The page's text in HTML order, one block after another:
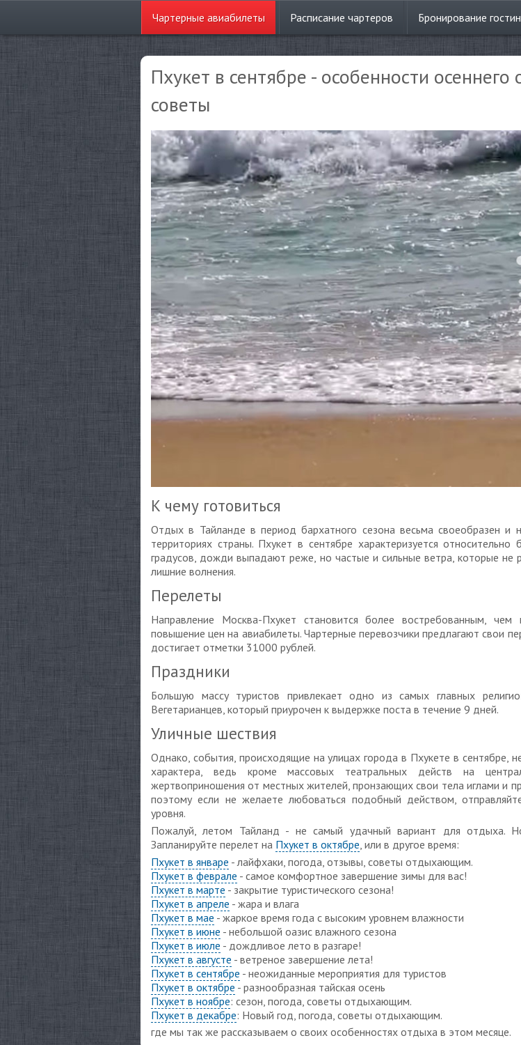
Чартерные авиабилеты Расписание чартеров Бронирование
Пхукет в сентябре - особенности
советы
К чему готовиться
Отдых в Тайланде в период бархатного сезона весьма своеобразен и
территориях страны. Пхукет в сентябре характеризуется
градусов, дожди выпадают реже, но частые и сильные ветра, которые
лишние волнения.
Перелеты
Направление Москва-Пхукет становится более востребованным,
повышение цен на авиабилеты. Чартерные перевозчики предлагают свои
достигает отметки 31000 рублей.
Праздники
Большую массу туристов привлекает одно из самых главных
Вегетарианцев, который приурочен к выдержке поста в течение 9 дней.
Уличные шествия
Однако, события, происходящие на улицах города в Пхукете в сентябре,
характера, ведь кроме массовых театральных действ на
жертвоприношения от местных жителей, пронзающих свои тела иглами и
поэтому если не желаете любоваться подобный действом,
уровня.
Пожалуй, летом Тайланд - не самый удачный вариант для отдыха.
Запланируйте перелет на Пхукет в октябре, или в другое время:
Пхукет в январе - лайфхаки, погода, отзывы, советы отдыхающим.
Пхукет в феврале - самое комфортное завершение зимы для вас!
Пхукет в марте - закрытие туристического сезона!
Пхукет в апреле - жара и влага
Пхукет в мае - жаркое время года с высоким уровнем влажности
Пхукет в июне - небольшой оазис влажного сезона
Пхукет в июле - дождливое лето в разгаре!
Пхукет в августе - ветреное завершение лета!
Пхукет в сентябре - неожиданные мероприятия для туристов
Пхукет в октябре - разнообразная тайская осень
Пхукет в ноябре: сезон, погода, советы отдыхающим.
Пхукет в декабре: Новый год, погода, советы отдыхающим.
где мы так же рассказываем о своих особенностях отдыха в этом месяце.